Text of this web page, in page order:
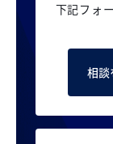
下記フォ
相談